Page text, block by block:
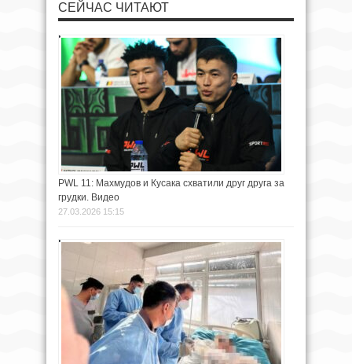
СЕЙЧАС ЧИТАЮТ
PWL 11: Махмудов и Кусака схватили друг друга за
грудки. Видео
27.03.2026 15:15